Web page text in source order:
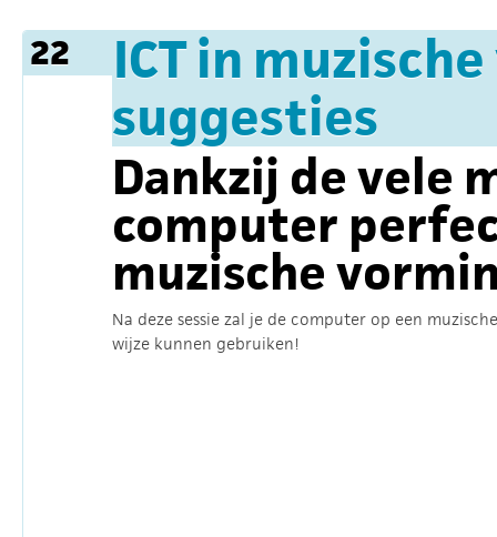
22
ICT in
suggesties
Dankzij de vele
computer
muzische
Na deze sessie zal je de computer op een muzische
wijze kunnen gebruiken!